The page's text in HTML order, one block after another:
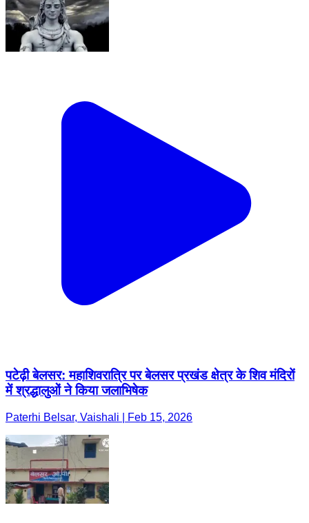
पटेढ़ी बेलसर: महाशिवरात्रि पर बेलसर प्रखंड क्षेत्र के शिव मंदिरों
में श्रद्धालुओं ने किया जलाभिषेक
Paterhi Belsar, Vaishali | Feb 15, 2026